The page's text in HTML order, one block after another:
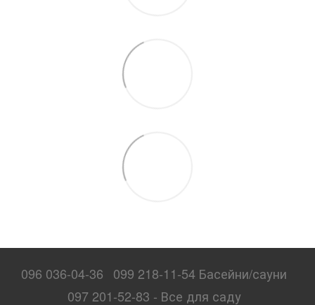
096 036-04-36
099 218-11-54 Басейни/сауни
097 201-52-83 - Все для саду